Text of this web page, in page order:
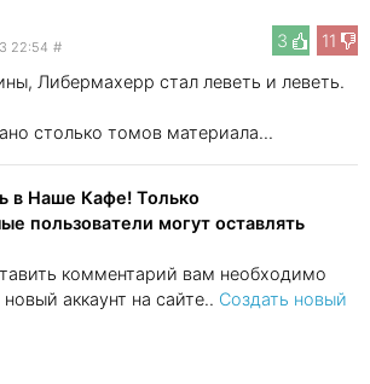
3
11
22:54 #
Либермахерр стал леветь и леветь.
столько томов материала...
в Наше Кафе! Только
пользователи могут оставлять
комментарий вам необходимо
аккаунт на сайте.. Создать новый